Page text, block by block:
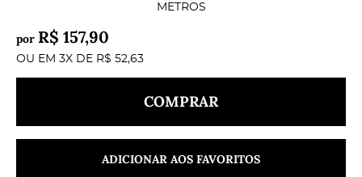
METROS
por R$ 157,90
OU EM 3X DE R$ 52,63
COMPRAR
ADICIONAR AOS FAVORITOS